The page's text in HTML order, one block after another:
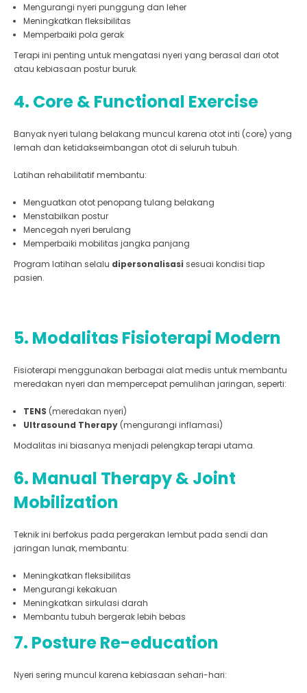
Mengurangi nyeri punggung dan leher
Meningkatkan fleksibilitas
Memperbaiki pola gerak
Terapi ini penting untuk mengatasi nyeri yang berasal dari otot
atau kebiasaan postur buruk.
4. Core & Functional Exercise
Banyak nyeri tulang belakang muncul karena otot inti (core) yang
lemah dan ketidakseimbangan otot di seluruh tubuh.
Latihan rehabilitatif membantu:
Menguatkan otot penopang tulang belakang
Menstabilkan postur
Mencegah nyeri berulang
Memperbaiki mobilitas jangka panjang
Program latihan selalu dipersonalisasi sesuai kondisi tiap
pasien.
5. Modalitas Fisioterapi Modern
Fisioterapi menggunakan berbagai alat medis untuk membantu
meredakan nyeri dan mempercepat pemulihan jaringan, seperti:
TENS (meredakan nyeri)
Ultrasound Therapy (mengurangi inflamasi)
Modalitas ini biasanya menjadi pelengkap terapi utama.
6. Manual Therapy & Joint
Mobilization
Teknik ini berfokus pada pergerakan lembut pada sendi dan
jaringan lunak, membantu:
Meningkatkan fleksibilitas
Mengurangi kekakuan
Meningkatkan sirkulasi darah
Membantu tubuh bergerak lebih bebas
7. Posture Re-education
Nyeri sering muncul karena kebiasaan sehari-hari: